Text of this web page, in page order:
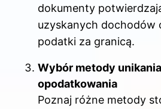
dokumenty
uzyskanych dochodów
podatki za granicą.
Wybór metody
opodatkowania
Poznaj różne metody